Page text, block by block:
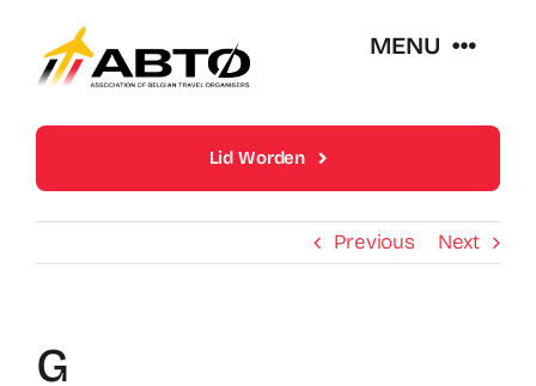
content
MENU
Over Abto
Op Reis Zonder Zorgen
Trends En Evoluties Van De Reissector
Lid Worden
Previous Next
G